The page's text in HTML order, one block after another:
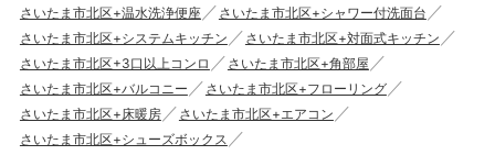
さいたま市北区+温水洗浄便座
さいたま市北区+シャワー付洗面台
さいたま市北区+システムキッチン
さいたま市北区+対面式キッチン
さいたま市北区+3口以上コンロ
さいたま市北区+角部屋
さいたま市北区+バルコニー
さいたま市北区+フローリング
さいたま市北区+床暖房
さいたま市北区+エアコン
さいたま市北区+シューズボックス